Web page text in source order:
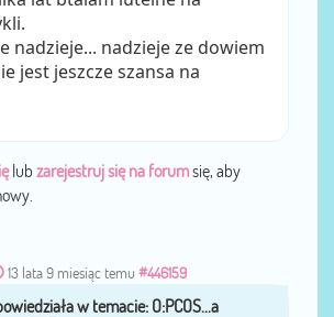
nadzieje... nadzieje ze dowiem
jest jeszcze szansa na
lub zarejestruj się na forumsię, aby
13 lata 9 miesiąc temu #446159
przezemilka1705